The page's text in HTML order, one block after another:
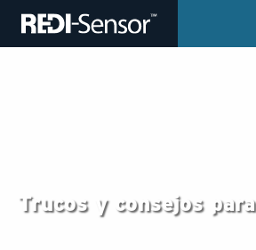
Trucos y consejos